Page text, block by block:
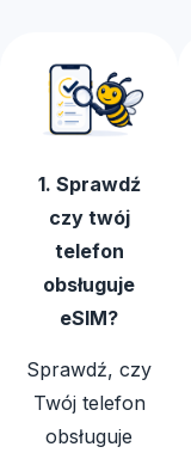
1. Sprawdź
czy twój
telefon
obsługuje
eSIM?
Sprawdź, czy
Twój telefon
obsługuje